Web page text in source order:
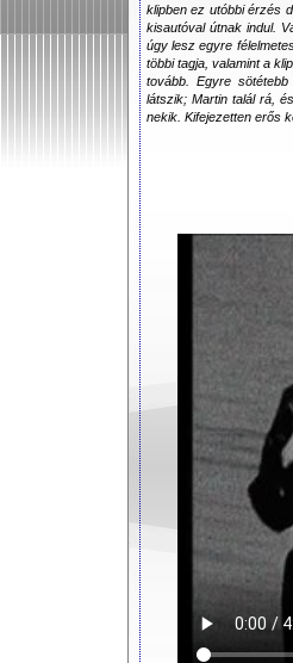
klipben ez utóbbi érzés
kisautóval útnak indul.
úgy lesz egyre
többi tagja, valamint a
tovább. Egyre
látszik; Martin talál rá,
nekik. Kifejezetten erős